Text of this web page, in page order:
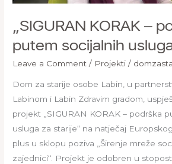
„SIGURAN KORAK –
putem socijalnih
Leave a Comment / Projekti /
Dom za starije osobe Labin, u
Labinom i Labin Zdravim gradom,
projekt „SIGURAN KORAK – podrška
usluga za starije“ na natječaj
plus u sklopu poziva „Širenje mreže
zajednici“. Projekt je odobren u